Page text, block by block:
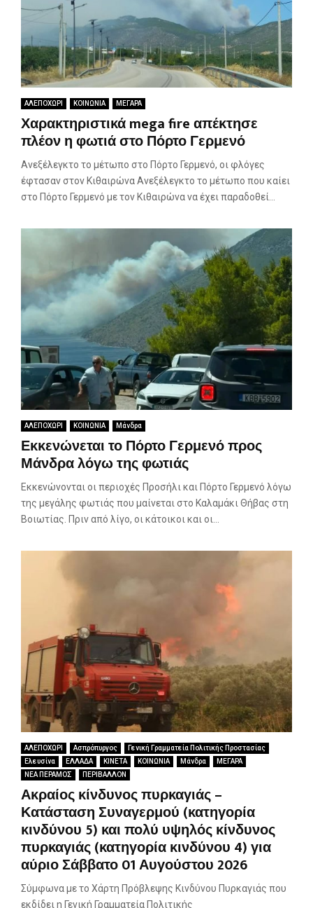
ΑΛΕΠΟΧΩΡΙ ΚΟΙΝΩΝΙΑ ΜΕΓΑΡΑ
Χαρακτηριστικά mega fire απέκτησε
πλέον η φωτιά στο Πόρτο Γερμενό
Ανεξέλεγκτο το μέτωπο στο Πόρτο Γερμενό, οι φλόγες
έφτασαν στον Κιθαιρώνα Ανεξέλεγκτο το μέτωπο που καίει
στο Πόρτο Γερμενό με τον Κιθαιρώνα να έχει παραδοθεί...
ΑΛΕΠΟΧΩΡΙ ΚΟΙΝΩΝΙΑ Μάνδρα
Εκκενώνεται το Πόρτο Γερμενό προς
Μάνδρα λόγω της φωτιάς
Εκκενώνονται οι περιοχές Προσήλι και Πόρτο Γερμενό λόγω
της μεγάλης φωτιάς που μαίνεται στο Καλαμάκι Θήβας στη
Βοιωτίας. Πριν από λίγο, οι κάτοικοι και οι...
ΑΛΕΠΟΧΩΡΙ Ασπρόπυργος
Γενική Γραμματεία Πολιτικής Προστασίας
Ελευσίνα
ΕΛΛΑΔΑ ΚΙΝΕΤΑ ΚΟΙΝΩΝΙΑ Μάνδρα
ΜΕΓΑΡΑ
ΝΕΑ ΠΕΡΑΜΟΣ
ΠΕΡΙΒΑΛΛΟΝ
Ακραίος κίνδυνος πυρκαγιάς –
Κατάσταση Συναγερμού (κατηγορία
κινδύνου 5) και πολύ υψηλός κίνδυνος
πυρκαγιάς (κατηγορία κινδύνου 4) για
αύριο Σάββατο 01 Αυγούστου 2026
Σύμφωνα με το Χάρτη Πρόβλεψης Κινδύνου Πυρκαγιάς που
εκδίδει η Γενική Γραμματεία Πολιτικής